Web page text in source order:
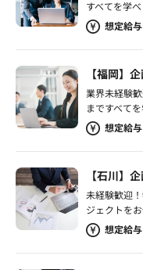
すべてを学べ
想定給
【福岡】
業界未経験
まですべて
想定給
【石川】
未経験歓迎
ジェクトを
想定給